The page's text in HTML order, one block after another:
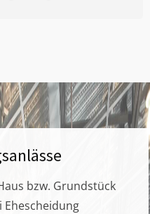
bzw. Grundstück